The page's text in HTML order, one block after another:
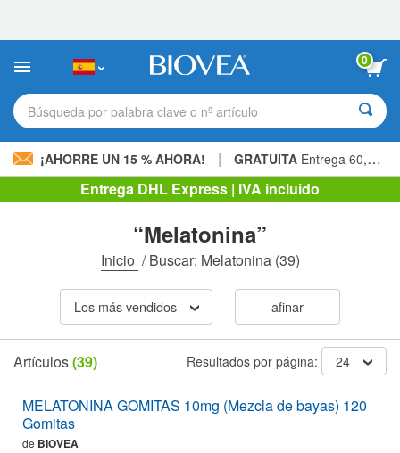
sitio
incluye
sistema
de
0
Búsqueda por palabra clave o nº artículo
¡AHORRE UN 15 % AHORA! | GRATUITA Entrega 60,00 € »
Entrega DHL Express | IVA incluido
“Melatonina”
Inicio /Buscar: Melatonina(39)
Los más vendidos afinar
Artículos(39) Resultados por página: 24
MELATONINA GOMITAS 10mg (Mezcla de bayas) 120
Gomitas
de BIOVEA